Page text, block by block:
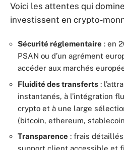
Voici les attentes qui
investissent en crypto-
Sécurité réglementaire : en
PSAN ou d’un agrément
accéder aux marchés
Fluidité des transferts :
instantanés, à l’intégration
crypto et à une large
(bitcoin, ethereum,
Transparence : frais
support client accessible et